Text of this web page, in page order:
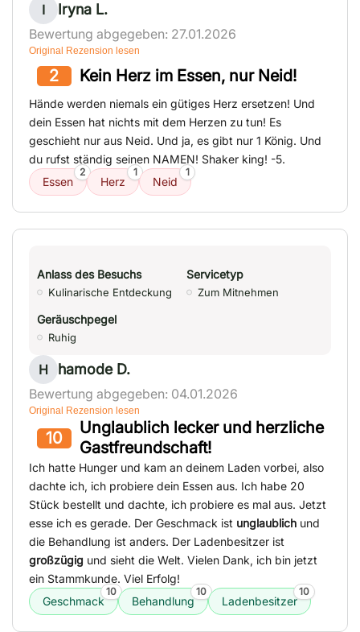
I Iryna L.
Bewertung abgegeben: 27.01.2026
Original Rezension lesen
2 Kein Herz im Essen, nur Neid!
Hände werden niemals ein gütiges Herz ersetzen! Und
dein Essen hat nichts mit dem Herzen zu tun! Es
geschieht nur aus Neid. Und ja, es gibt nur 1 König. Und
du rufst ständig seinen NAMEN! Shaker king! -5.
Essen
2
Herz
1
Neid
1
Anlass des Besuchs
Kulinarische Entdeckung
Servicetyp
Zum Mitnehmen
Geräuschpegel
Ruhig
H hamode D.
Bewertung abgegeben: 04.01.2026
Original Rezension lesen
10
Unglaublich lecker und herzliche
Gastfreundschaft!
Ich hatte Hunger und kam an deinem Laden vorbei, also
dachte ich, ich probiere dein Essen aus. Ich habe 20
Stück bestellt und dachte, ich probiere es mal aus. Jetzt
esse ich es gerade. Der Geschmack ist unglaublich und
die Behandlung ist anders. Der Ladenbesitzer ist
großzügig und sieht die Welt. Vielen Dank, ich bin jetzt
ein Stammkunde. Viel Erfolg!
Geschmack
10
Behandlung
10
Ladenbesitzer
10